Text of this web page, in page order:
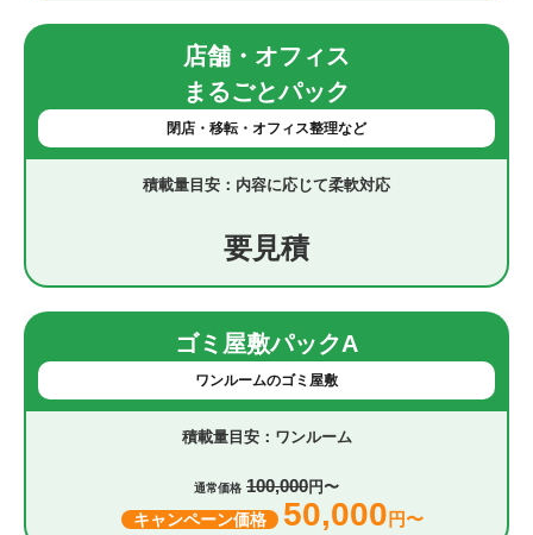
店舗・オフィス
まるごとパック
閉店・移転・オフィス整理など
内容に応じて柔軟対応
要見積
ゴミ屋敷パックA
ワンルームのゴミ屋敷
ワンルーム
通常価格 100,000円〜
キャンペーン価格 50,000 円〜